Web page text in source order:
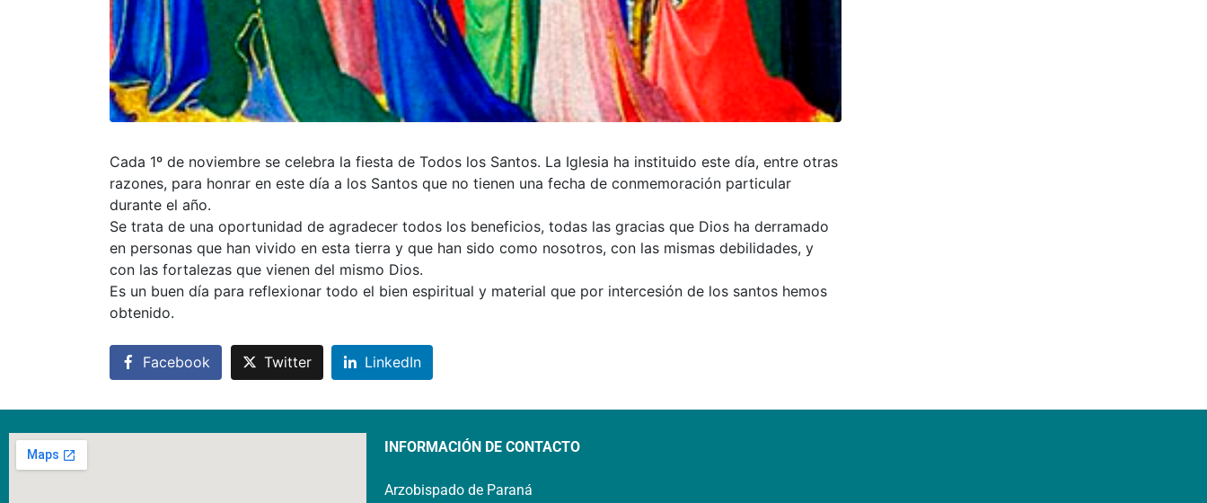
Cada 1º de noviembre se celebra la fiesta de Todos los Santos. La Iglesia ha instituido este día, entre otras
razones, para honrar en este día a los Santos que no tienen una fecha de conmemoración particular
durante el año.
Se trata de una oportunidad de agradecer todos los beneficios, todas las gracias que Dios ha derramado
en personas que han vivido en esta tierra y que han sido como nosotros, con las mismas debilidades, y
con las fortalezas que vienen del mismo Dios.
Es un buen día para reflexionar todo el bien espiritual y material que por intercesión de los santos hemos
obtenido.
Facebook Twitter LinkedIn
INFORMACIÓN DE CONTACTO
Arzobispado de Paraná